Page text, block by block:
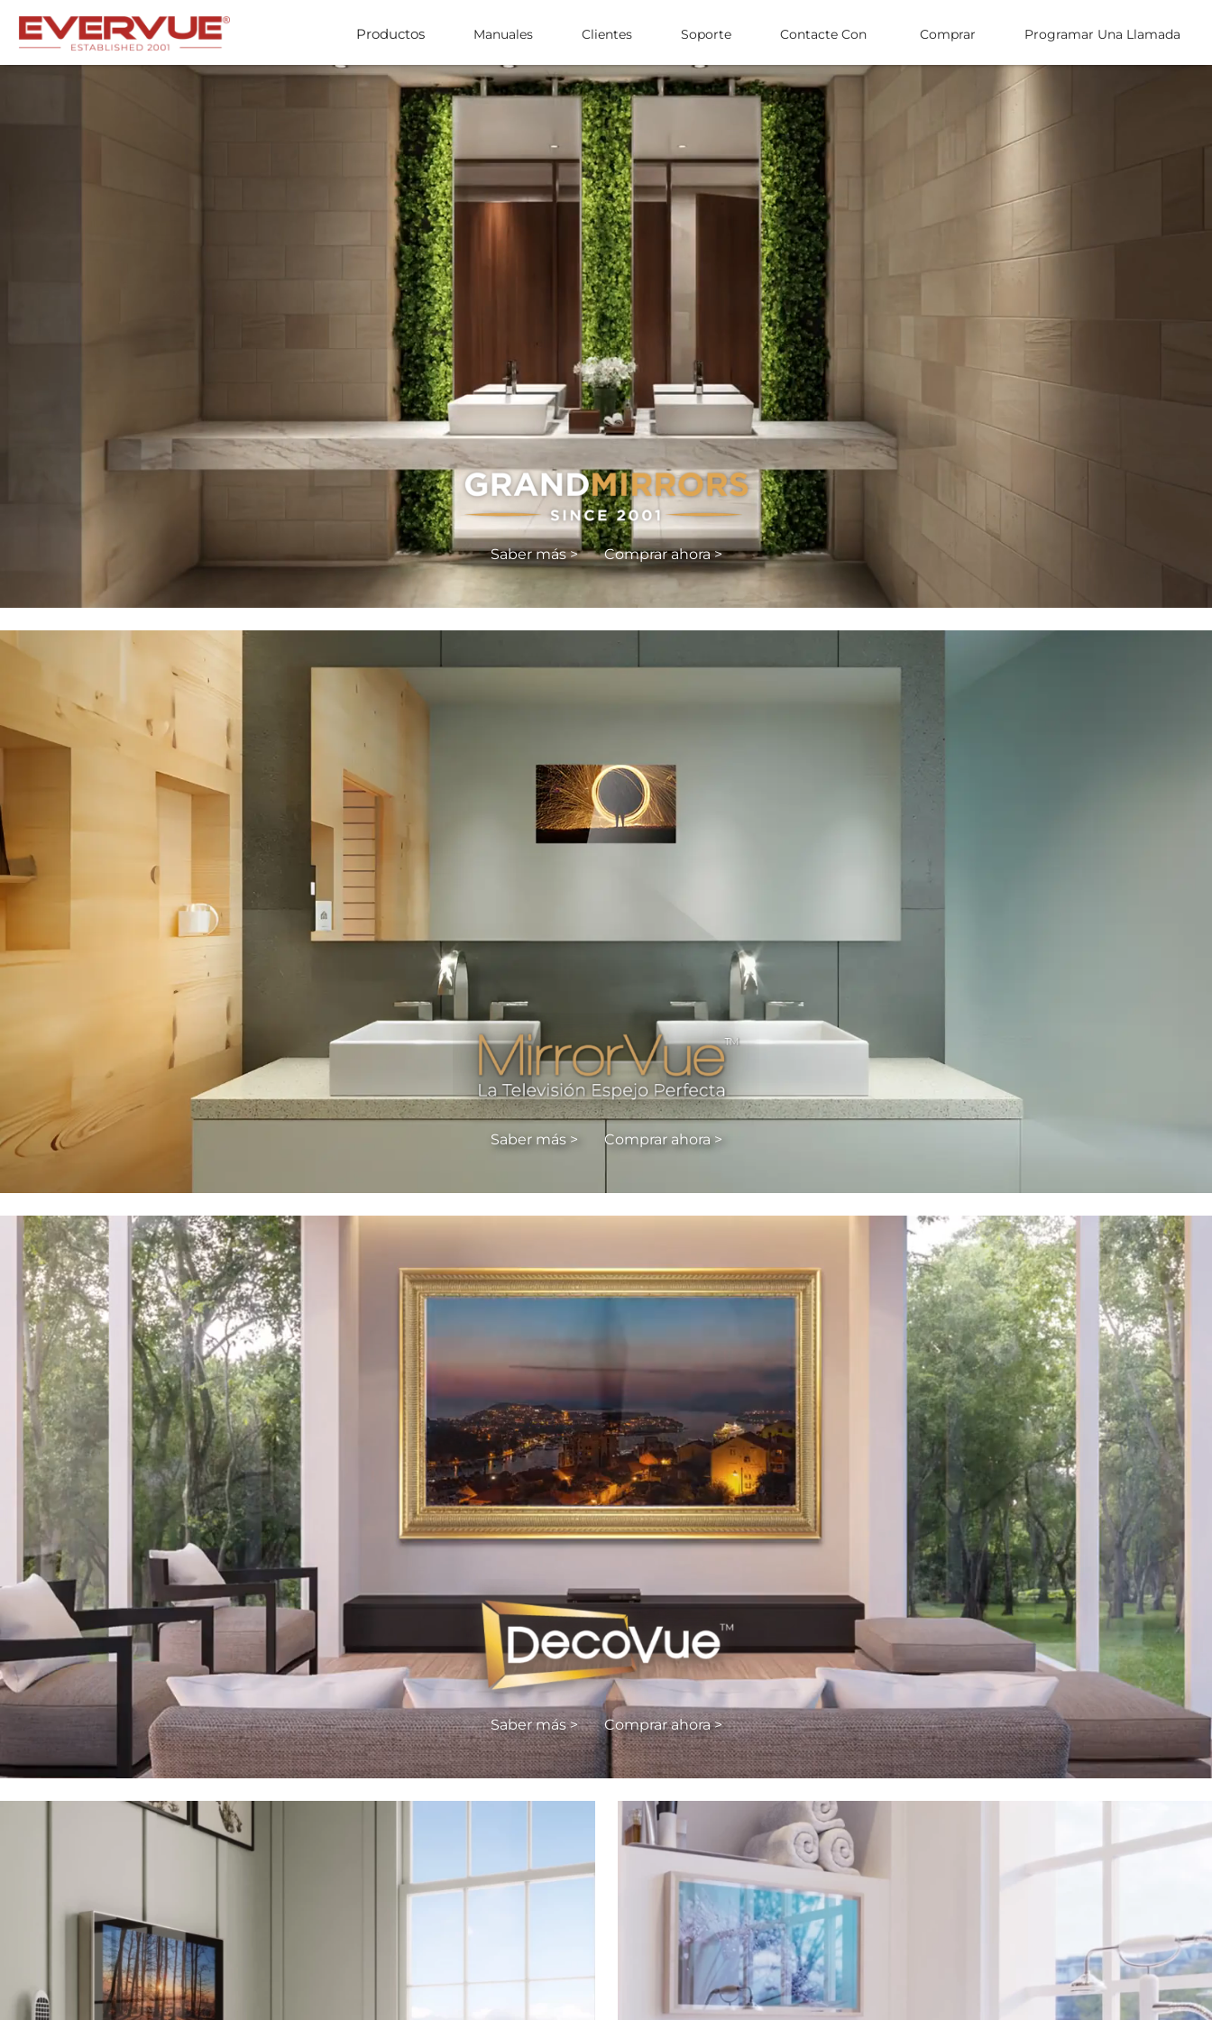
Productos Manuales Clientes Soporte Contacte Con Comprar Programar Una Llamada
Saber más > Comprar ahora >
Saber más > Comprar ahora >
Saber más > Comprar ahora >